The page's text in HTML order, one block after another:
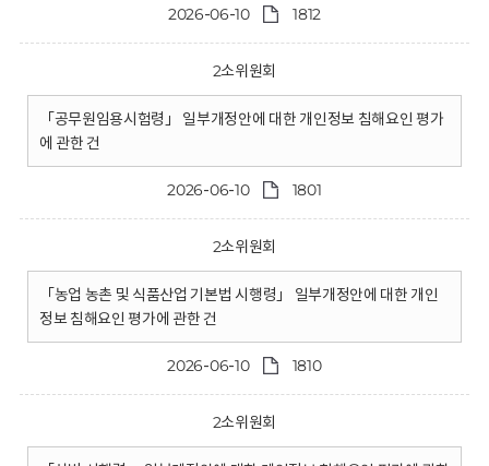
2026-06-10 1812
2소위원회
「공무원임용시험령」 일부개정안에 대한 개인정보 침해요인 평가
에 관한 건
2026-06-10 1801
2소위원회
「농업 농촌 및 식품산업 기본법 시행령」 일부개정안에 대한 개인
정보 침해요인 평가에 관한 건
2026-06-10 1810
2소위원회